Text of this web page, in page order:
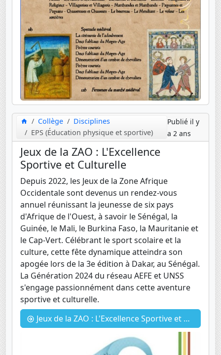
Collège
Disciplines
EPS (Éducation physique et sportive)
Publié il y
a 2 ans
Jeux de la ZAO : L'Excellence
Sportive et Culturelle
Depuis 2022, les Jeux de la Zone Afrique
Occidentale sont devenus un rendez-vous
annuel réunissant la jeunesse de six pays
d'Afrique de l'Ouest, à savoir le Sénégal, la
Guinée, le Mali, le Burkina Faso, la Mauritanie et
le Cap-Vert. Célébrant le sport scolaire et la
culture, cette fête dynamique atteindra son
apogée lors de la 3e édition à Dakar, au Sénégal.
La Génération 2024 du réseau AEFE et UNSS
s'engage passionnément dans cette aventure
sportive et culturelle.
Jeux de la ZAO : L'Excellence Sportive et Culturelle